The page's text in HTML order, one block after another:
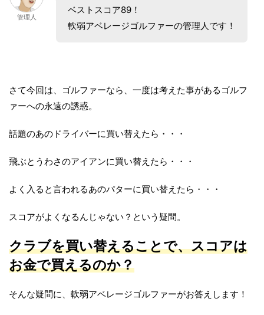
管理人
ベストスコア89！
軟弱アベレージゴルファーの管理人です！
さて今回は、ゴルファーなら、一度は考えた事があるゴルフ
ァーへの永遠の誘惑。
話題のあのドライバーに買い替えたら・・・
飛ぶとうわさのアイアンに買い替えたら・・・
よく入ると言われるあのパターに買い替えたら・・・
スコアがよくなるんじゃない？という疑問。
クラブを買い替えることで、スコアは
お金で買えるのか？
そんな疑問に、軟弱アベレージゴルファーがお答えします！